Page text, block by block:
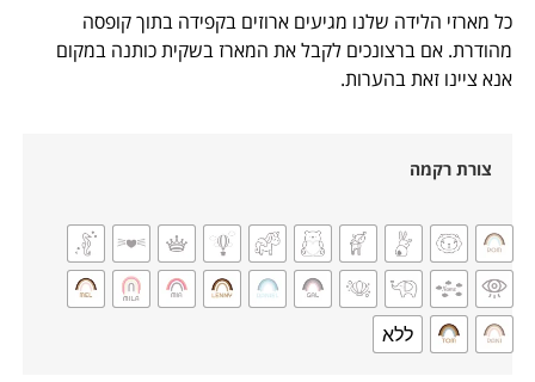
כל מארזי הלידה שלנו מגיעים ארוזים בקפידה בתוך קופסה
מהודרת. אם ברצונכים לקבל את המארז בשקית כותנה במקום
אנא ציינו זאת בהערות.
צורת רקמה
ללא